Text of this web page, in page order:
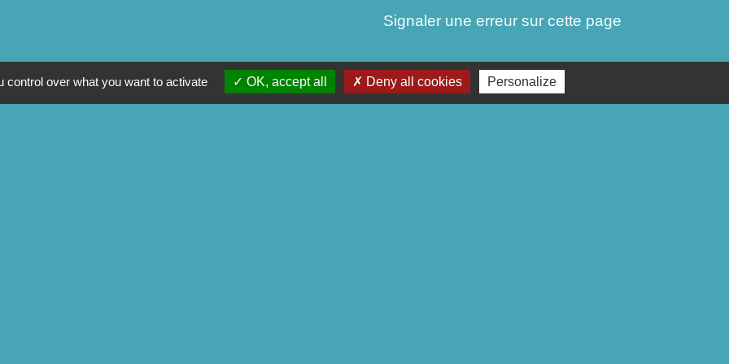
Signaler une erreur sur cette page
over what you want to activate OK, accept all Deny all cookies Personalize